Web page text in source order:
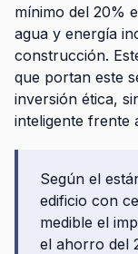
mínimo del 20%
agua y energía
construcción.
que portan este
inversión ética,
inteligente frente
Según el
edificio con
medible el
el ahorro del